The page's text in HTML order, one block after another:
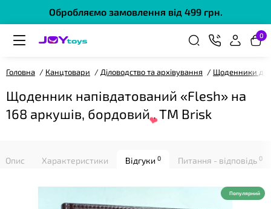
Обробляємо замовлення від 499 грн.
0
Головна Канцтовари Діловодство та архівування Щоденники
Щоденник напівдатований «Flesh» на
168 аркушів, бордовий , ТМ Brisk
Опис Характеристики Відгуки 0 Питання - відповідь 0
Популярний